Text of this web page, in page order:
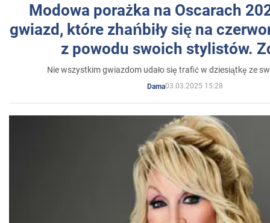
Modowa porażka na Oscarach
gwiazd, które zhańbiły się na
z powodu swoich stylistów.
Nie wszystkim gwiazdom udało się trafić w dziesiątkę ze
Dama03.03.2025 15:28